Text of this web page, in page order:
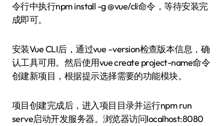
令行中执行npm install -g @vue/cli命令，等待安装完
成即可。
安装Vue CLI后，通过vue –version检查版本信息，确
认工具可用。然后使用vue create project-name命令
创建新项目，根据提示选择需要的功能模块。
项目创建完成后，进入项目目录并运行npm run
serve启动开发服务器。浏览器访问localhost:8080